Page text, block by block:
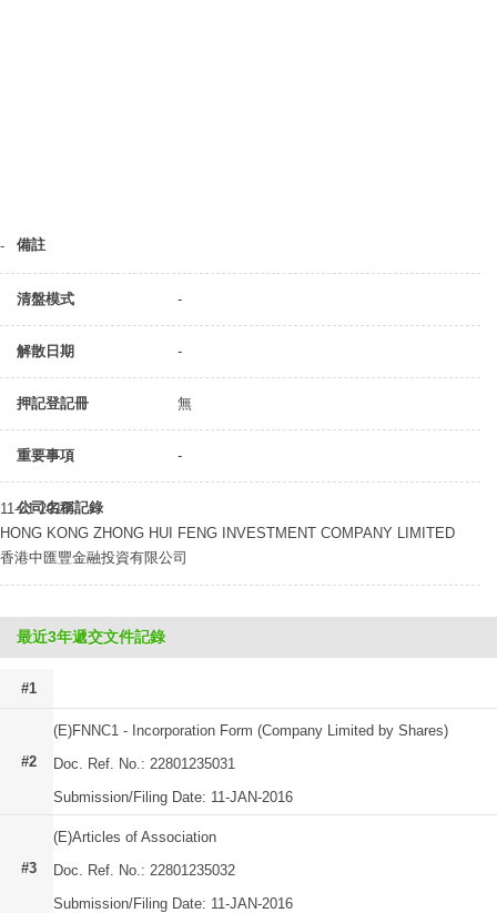
備註
-
清盤模式 -
解散日期 -
押記登記冊 無
重要事項 -
公司名稱記錄
11-01-2016
HONG KONG ZHONG HUI FENG INVESTMENT COMPANY LIMITED
香港中匯豐金融投資有限公司
最近3年遞交文件記錄
#1
#2
(E)FNNC1 - Incorporation Form (Company Limited by Shares)
Doc. Ref. No.: 22801235031
Submission/Filing Date: 11-JAN-2016
#3
(E)Articles of Association
Doc. Ref. No.: 22801235032
Submission/Filing Date: 11-JAN-2016